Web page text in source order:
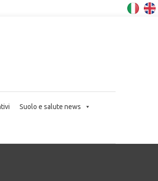
Suolo e salute news